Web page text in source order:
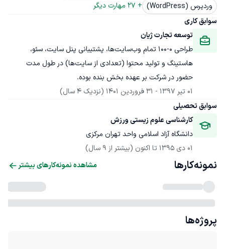
وردپرس (WordPress)
+
27 مهارت دیگر
سوابق کاری
توسعه تجارت ژیان
طراحی ۰-۱۰۰ تمام وب‌سایت‌ها، پشتیبانی پنل سایت، سئو،
هاستینگ و تولید محتوا (تعدادی از سایت‌ها) در طول مدت
حضور در شرکت بر عهده بخش بنده بوده.
01 تیر 1397
- 31 فروردین 1401
(نزدیک 4 سال)
سوابق تحصیلی
کارشناسی علوم زیستی ورزش
دانشگاه آزاد اسلامی واحد تهران مرکزی
01 دی 1395
تا اکنون (بیشتر از 9 سال)
نمونه‌کارها مشاهده نمونه‌کارهای بیشتر
پروژه‌ها